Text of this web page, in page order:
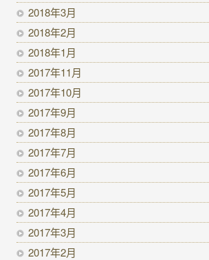
2018年3月
2018年2月
2018年1月
2017年11月
2017年10月
2017年9月
2017年8月
2017年7月
2017年6月
2017年5月
2017年4月
2017年3月
2017年2月